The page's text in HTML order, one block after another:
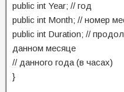
public int Year; // год
public int Month; // номер
public int Duration; //
данном месяце
// данного года (в часах)
}